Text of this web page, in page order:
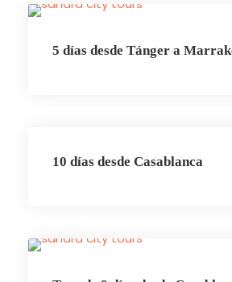
5 días desde Tánger a
10 días desde Casablanca